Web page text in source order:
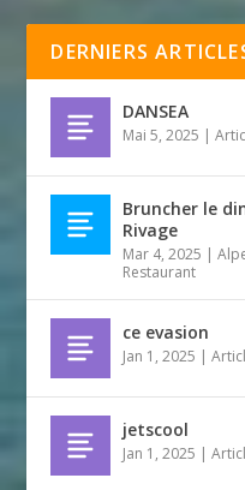
DERNIERS
DANSEA
Mai 5, 2025 |
Bruncher le
Rivage
Mar 4, 2025 |
Restaurant
ce evasion
Jan 1, 2025 |
jetscool
Jan 1, 2025 |